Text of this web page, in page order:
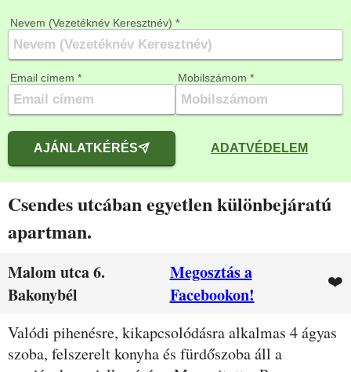
Nevem (Vezetéknév Keresztnév) *
Email címem * Mobilszámom *
AJÁNLATKÉRÉS ADATVÉDELEM
Csendes utcában egyetlen különbejáratú
apartman.
Malom utca 6.
Bakonybél
Megosztás a
Facebookon!
❤️
Leírás
Valódi pihenésre, kikapcsolódásra alkalmas 4 ágyas
szoba, felszerelt konyha és fürdőszoba áll a